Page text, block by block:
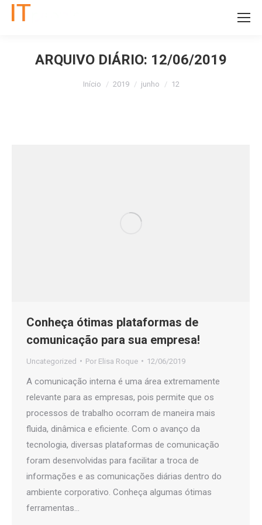
ARQUIVO DIÁRIO: 12/06/2019
Início 2019 junho 12
Conheça ótimas plataformas de
comunicação para sua empresa!
Uncategorized Por Elisa Roque 12/06/2019
A comunicação interna é uma área extremamente
relevante para as empresas, pois permite que os
processos de trabalho ocorram de maneira mais
fluida, dinâmica e eficiente. Com o avanço da
tecnologia, diversas plataformas de comunicação
foram desenvolvidas para facilitar a troca de
informações e as comunicações diárias dentro do
ambiente corporativo. Conheça algumas ótimas
ferramentas…